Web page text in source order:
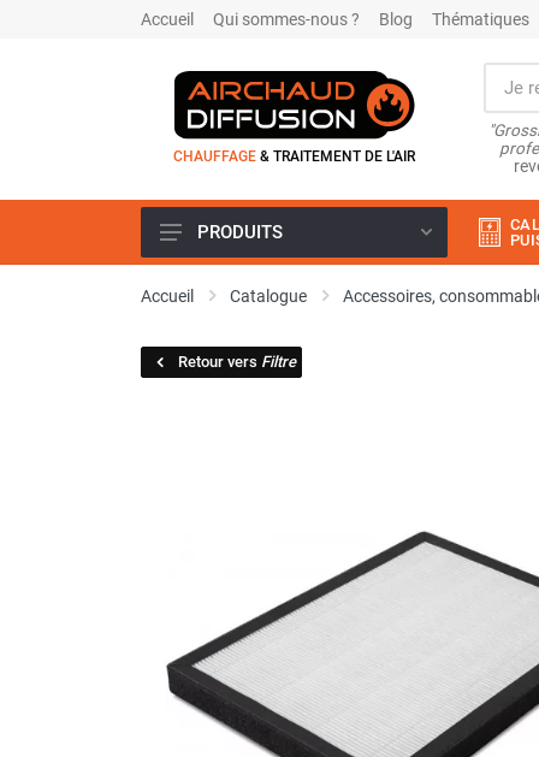
Accueil Qui sommes-nous ? Blog Thématiques
CHAUFFAGE & TRAITEMENT DE L'AIR
Climatiseur
Climatiseur mobile résidentiel et
Coffret de brumisation
Ventilateur brumisateur
Ventilateur / extracteur d'air mobile
Brasseur d'air
Ventilateur fixe
Ventilateur industriel
PRODUITS
Accueil Catalogue Accessoires,
Retour vers Filtre